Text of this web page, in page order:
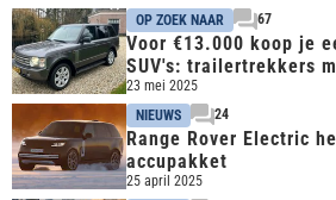
OP ZOEK NAAR
67
Voor €13.000 koop je
SUV's: trailertrekkers
23 mei 2025
NIEUWS
24
Range Rover Electric
accupakket
25 april 2025